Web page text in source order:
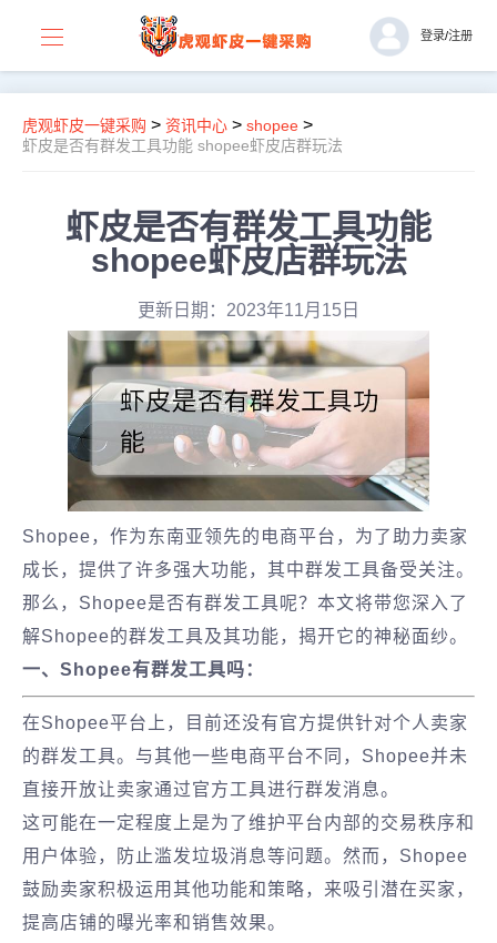
登录/注册
虎观虾皮一键采购 > 资讯中心 > shopee >
虾皮是否有群发工具功能 shopee虾皮店群玩法
虾皮是否有群发工具功能
shopee虾皮店群玩法
更新日期：2023年11月15日
Shopee，作为东南亚领先的电商平台，为了助力卖家
成长，提供了许多强大功能，其中群发工具备受关注。
那么，Shopee是否有群发工具呢？本文将带您深入了
解Shopee的群发工具及其功能，揭开它的神秘面纱。
一、Shopee有群发工具吗：
在Shopee平台上，目前还没有官方提供针对个人卖家
的群发工具。与其他一些电商平台不同，Shopee并未
直接开放让卖家通过官方工具进行群发消息。
这可能在一定程度上是为了维护平台内部的交易秩序和
用户体验，防止滥发垃圾消息等问题。然而，Shopee
鼓励卖家积极运用其他功能和策略，来吸引潜在买家，
提高店铺的曝光率和销售效果。